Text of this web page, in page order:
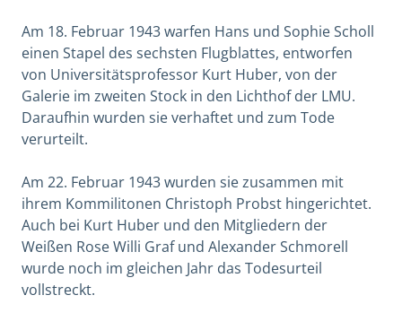
Am 18. Februar 1943 warfen Hans und Sophie Scholl
einen Stapel des sechsten Flugblattes, entworfen
von Universitätsprofessor Kurt Huber, von der
Galerie im zweiten Stock in den Lichthof der LMU.
Daraufhin wurden sie verhaftet und zum Tode
verurteilt.
Am 22. Februar 1943 wurden sie zusammen mit
ihrem Kommilitonen Christoph Probst hingerichtet.
Auch bei Kurt Huber und den Mitgliedern der
Weißen Rose Willi Graf und Alexander Schmorell
wurde noch im gleichen Jahr das Todesurteil
vollstreckt.